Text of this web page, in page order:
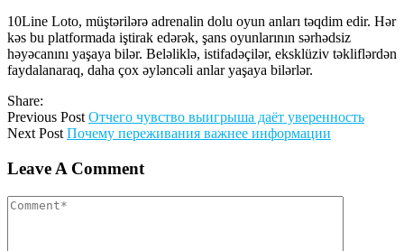
10Line Loto, müştərilərə adrenalin dolu oyun anları təqdim edir. Hər
kəs bu platformada iştirak edərək, şans oyunlarının sərhədsiz
həyəcanını yaşaya bilər. Beləliklə, istifadəçilər, eksklüziv təkliflərdən
faydalanaraq, daha çox əyləncəli anlar yaşaya bilərlər.
Share:
Previous Post Отчего чувство выигрыша даёт уверенность
Next Post Почему переживания важнее информации
Leave A Comment